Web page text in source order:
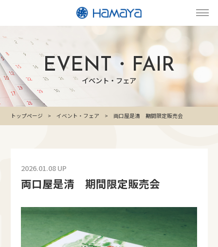
EVENT・FAIR
イベント・フェア
トップページ イベント・フェア 両口屋是清 期間限定販売会
2026.01.08 UP
両口屋是清 期間限定販売会